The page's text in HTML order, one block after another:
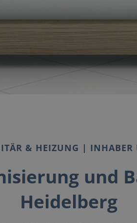
& HEIZUNG | INHABER
und
Heidelberg